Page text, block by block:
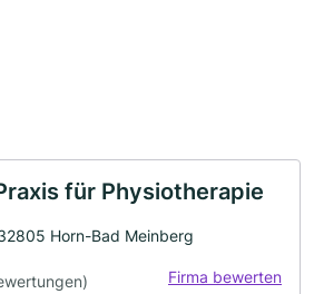
für Physiotherapie
Horn-Bad Meinberg
Firma bewerten